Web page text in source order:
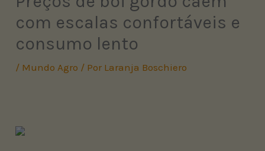
com escalas confortáveis e
consumo lento
/ Mundo Agro / Por Laranja Boschiero